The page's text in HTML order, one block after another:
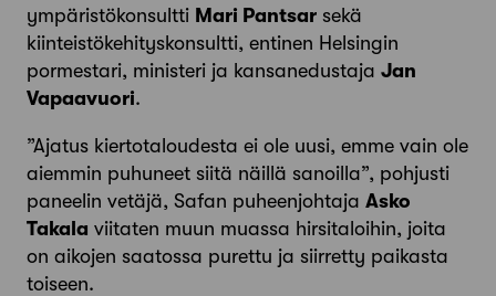
ympäristökonsultti Mari Pantsar sekä
kiinteistökehityskonsultti, entinen Helsingin
pormestari, ministeri ja kansanedustaja Jan
Vapaavuori.
”Ajatus kiertotaloudesta ei ole uusi, emme vain ole
aiemmin puhuneet siitä näillä sanoilla”, pohjusti
paneelin vetäjä, Safan puheenjohtaja Asko
Takala viitaten muun muassa hirsitaloihin, joita
on aikojen saatossa purettu ja siirretty paikasta
toiseen.